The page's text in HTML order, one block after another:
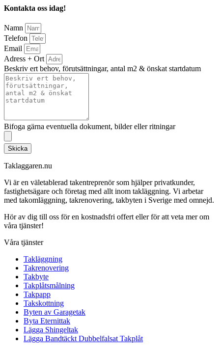
Kontakta oss idag!
Namn
Telefon
Email
Adress + Ort
Beskriv ert behov, förutsättningar, antal m2 & önskat startdatum
Bifoga gärna eventuella dokument, bilder eller ritningar
Skicka
Taklaggaren.nu
Vi är en väletablerad takentreprenör som hjälper privatkunder,
fastighetsägare och företag med allt inom takläggning. Vi arbetar
med takomläggning, takrenovering, takbyten i Sverige med omnejd.
Hör av dig till oss för en kostnadsfri offert eller för att veta mer om
våra tjänster!
Våra tjänster
Takläggning
Takrenovering
Takbyte
Takplåtsmålning
Takpapp
Takskottning
Byten av Garagetak
Byta Eternittak
Lägga Shingeltak
Lägga Bandtäckt Dubbelfalsat Takplåt